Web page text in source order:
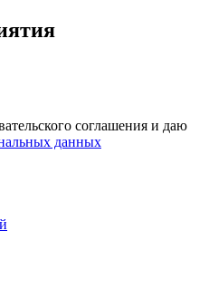
соглашения и даю
данных